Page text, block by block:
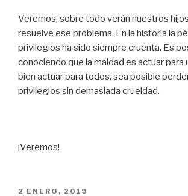
Veremos, sobre todo verán nuestros
resuelve ese problema. En la historia la
privilegios ha sido siempre cruenta. Es
conociendo que la maldad es actuar para
bien actuar para todos, sea posible
privilegios sin demasiada crueldad.
¡Veremos!
PUBLICADO
2 ENERO, 2019